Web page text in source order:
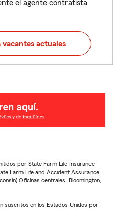
el agente contratista
vacantes actuales
por State Farm Life Insurance
Farm Life and Accident Assurance
Oficinas centrales, Bloomington,
suscritos en los Estados Unidos por